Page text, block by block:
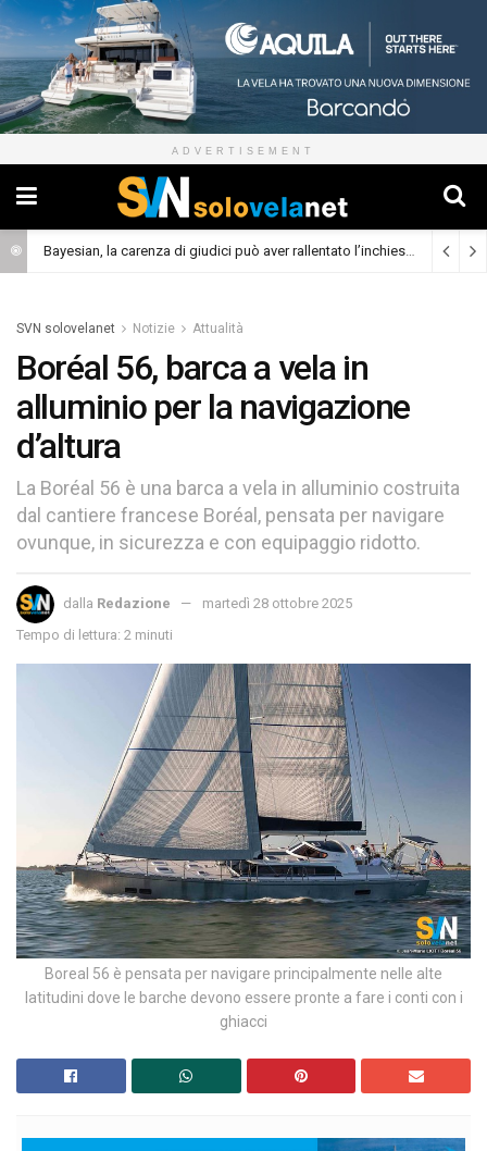
ADVERTISEMENT
Bayesian, la carenza di giudici può aver rallentato l’inchiesta (Cronaca)
SVN solovelanet Notizie Attualità
Boréal 56, barca a vela in
alluminio per la navigazione
d’altura
La Boréal 56 è una barca a vela in alluminio costruita
dal cantiere francese Boréal, pensata per navigare
ovunque, in sicurezza e con equipaggio ridotto.
dalla Redazione
martedì 28 ottobre 2025
Tempo di lettura: 2 minuti
Boreal 56 è pensata per navigare principalmente nelle alte
latitudini dove le barche devono essere pronte a fare i conti con i
ghiacci